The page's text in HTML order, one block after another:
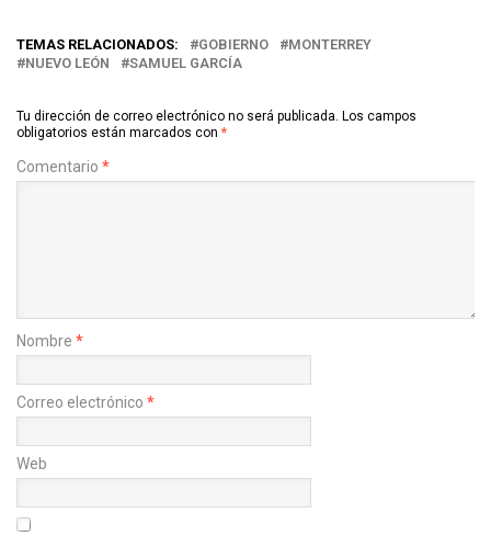
TEMAS RELACIONADOS: GOBIERNO
MONTERREY
NUEVO LEÓN
SAMUEL GARCÍA
Tu dirección de correo electrónico no será publicada. Los campos
obligatorios están marcados con *
Comentario *
Nombre *
Correo electrónico *
Web